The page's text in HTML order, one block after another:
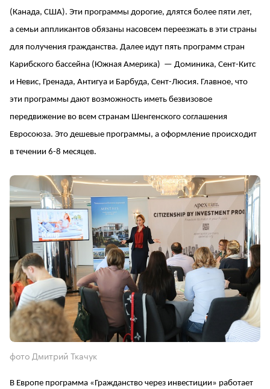
(Канада, США). Эти программы дорогие, длятся более пяти лет,
а семьи аппликантов обязаны насовсем переезжать в эти страны
для получения гражданства. Далее идут пять программ стран
Карибского бассейна (Южная Америка) — Доминика, Сент-Китс
и Невис, Гренада, Антигуа и Барбуда, Сент-Люсия. Главное, что
эти программы дают возможность иметь безвизовое
передвижение во всем странам Шенгенского соглашения
Евросоюза. Это дешевые программы, а оформление происходит
в течении 6-8 месяцев.
фото Дмитрий Ткачук
В Европе программа «Гражданство через инвестиции» работает